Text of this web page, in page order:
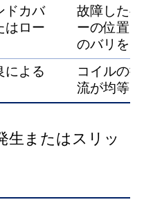
ドカバ
はロー
故障した
ーの位置
のバリを
による
コイルの
流が均等
生またはスリッ